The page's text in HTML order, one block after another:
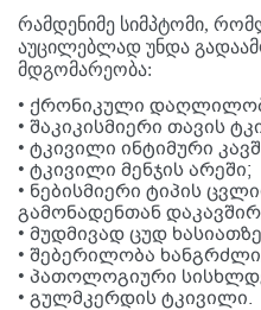
რამდენიმე სიმპტომი,
აუცილებლად უნდა
მდგომარეობა:
• ქრონიკული
• შაკიკისმიერი თავის
• ტკივილი ინტიმური
• ტკივილი მენჯის არეში;
• ნებისმიერი ტიპის
გამონადენთან
• მუდმივად ცუდ
• შებერილობა
• პათოლოგიური
• გულმკერდის ტკივილი